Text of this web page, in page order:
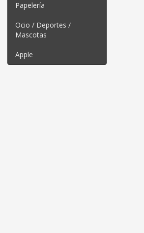
Papelería
Ocio / Deportes /
Mascotas
Apple